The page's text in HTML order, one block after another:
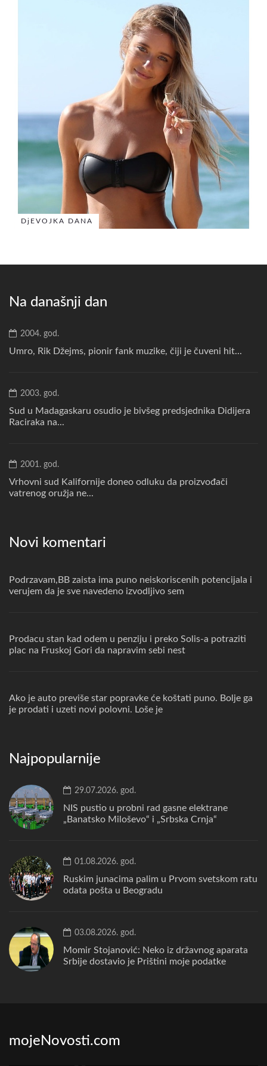
DjEVOJKA DANA
Na današnji dan
2004. god.
Umro, Rik Džejms, pionir fank muzike, čiji je čuveni hit...
2003. god.
Sud u Madagaskaru osudio je bivšeg predsjednika Didijera
Raciraka na...
2001. god.
Vrhovni sud Kalifornije doneo odluku da proizvođači
vatrenog oružja ne...
Novi komentari
Podrzavam,BB zaista ima puno neiskoriscenih potencijala i
verujem da je sve navedeno izvodljivo sem
Prodacu stan kad odem u penziju i preko Solis-a potraziti
plac na Fruskoj Gori da napravim sebi nest
Ako je auto previše star popravke će koštati puno. Bolje ga
je prodati i uzeti novi polovni. Loše je
Najpopularnije
29.07.2026. god.
NIS pustio u probni rad gasne elektrane
„Banatsko Miloševo“ i „Srbska Crnja“
01.08.2026. god.
Ruskim junacima palim u Prvom svetskom ratu
odata pošta u Beogradu
03.08.2026. god.
Momir Stojanović: Neko iz državnog aparata
Srbije dostavio je Prištini moje podatke
mojeNovosti.com